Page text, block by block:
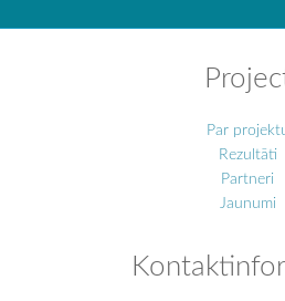
Par
Rezultāti
Partneri
Jaunumi